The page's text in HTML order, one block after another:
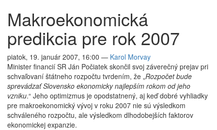
Makroekonomická
predikcia pre rok 2007
piatok, 19. január 2007, 16:00 — Karol Morvay
Minister financií SR Ján Počiatek skončil svoj záverečný prejav pri
schvaľovaní štátneho rozpočtu tvrdením, že „Rozpočet bude
sprevádzať Slovensko ekonomicky najlepším rokom od jeho
vzniku.“ Jeho optimizmus je opodstatnený, aj keď dobré vyhliadky
pre makroekonomický vývoj v roku 2007 nie sú výsledkom
schváleného rozpočtu, ale výsledkom dlhodobejších faktorov
ekonomickej expanzie.